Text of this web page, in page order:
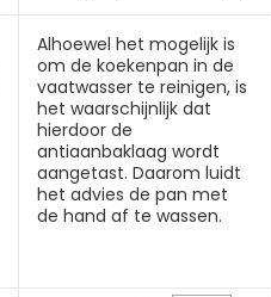
Alhoewel het mogelijk is
om de koekenpan in de
vaatwasser te reinigen, is
het waarschijnlijk dat
hierdoor de
antiaanbaklaag wordt
aangetast. Daarom luidt
het advies de pan met
de hand af te wassen.